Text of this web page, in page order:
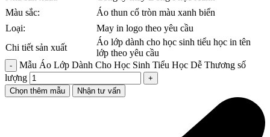
Màu sắc:
Áo thun cổ tròn màu xanh biển
Loại:
May in logo theo yêu cầu
Chi tiết sản xuất
Áo lớp dành cho học sinh tiểu học in tên
lớp theo yêu cầu
Mẫu Áo Lớp Dành Cho Học Sinh Tiểu Học Dễ Thương số
lượng
Chọn thêm mẫu Nhận tư vấn